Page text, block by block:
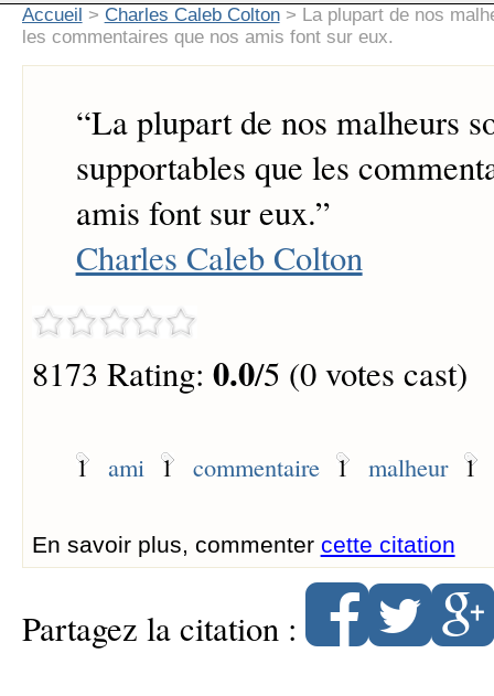
Accueil > Charles Caleb Colton > La plupart de nos
les commentaires que nos amis font sur eux.
“La plupart de nos malheurs
supportables que les
amis font sur eux.”
Charles Caleb Colton
8173 Rating: 0.0/5 (0 votes cast)
1 ami 1 commentaire 1 malheur 1
En savoir plus, commenter cette citation
Partagez la citation :